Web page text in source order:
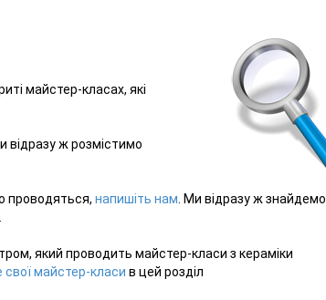
майстер-класах, які
відразу ж розмістимо
проводяться, напишіть нам . Ми відразу ж знайдемо
який проводить майстер-класи з кераміки
свої майстер-класи в цей розділ